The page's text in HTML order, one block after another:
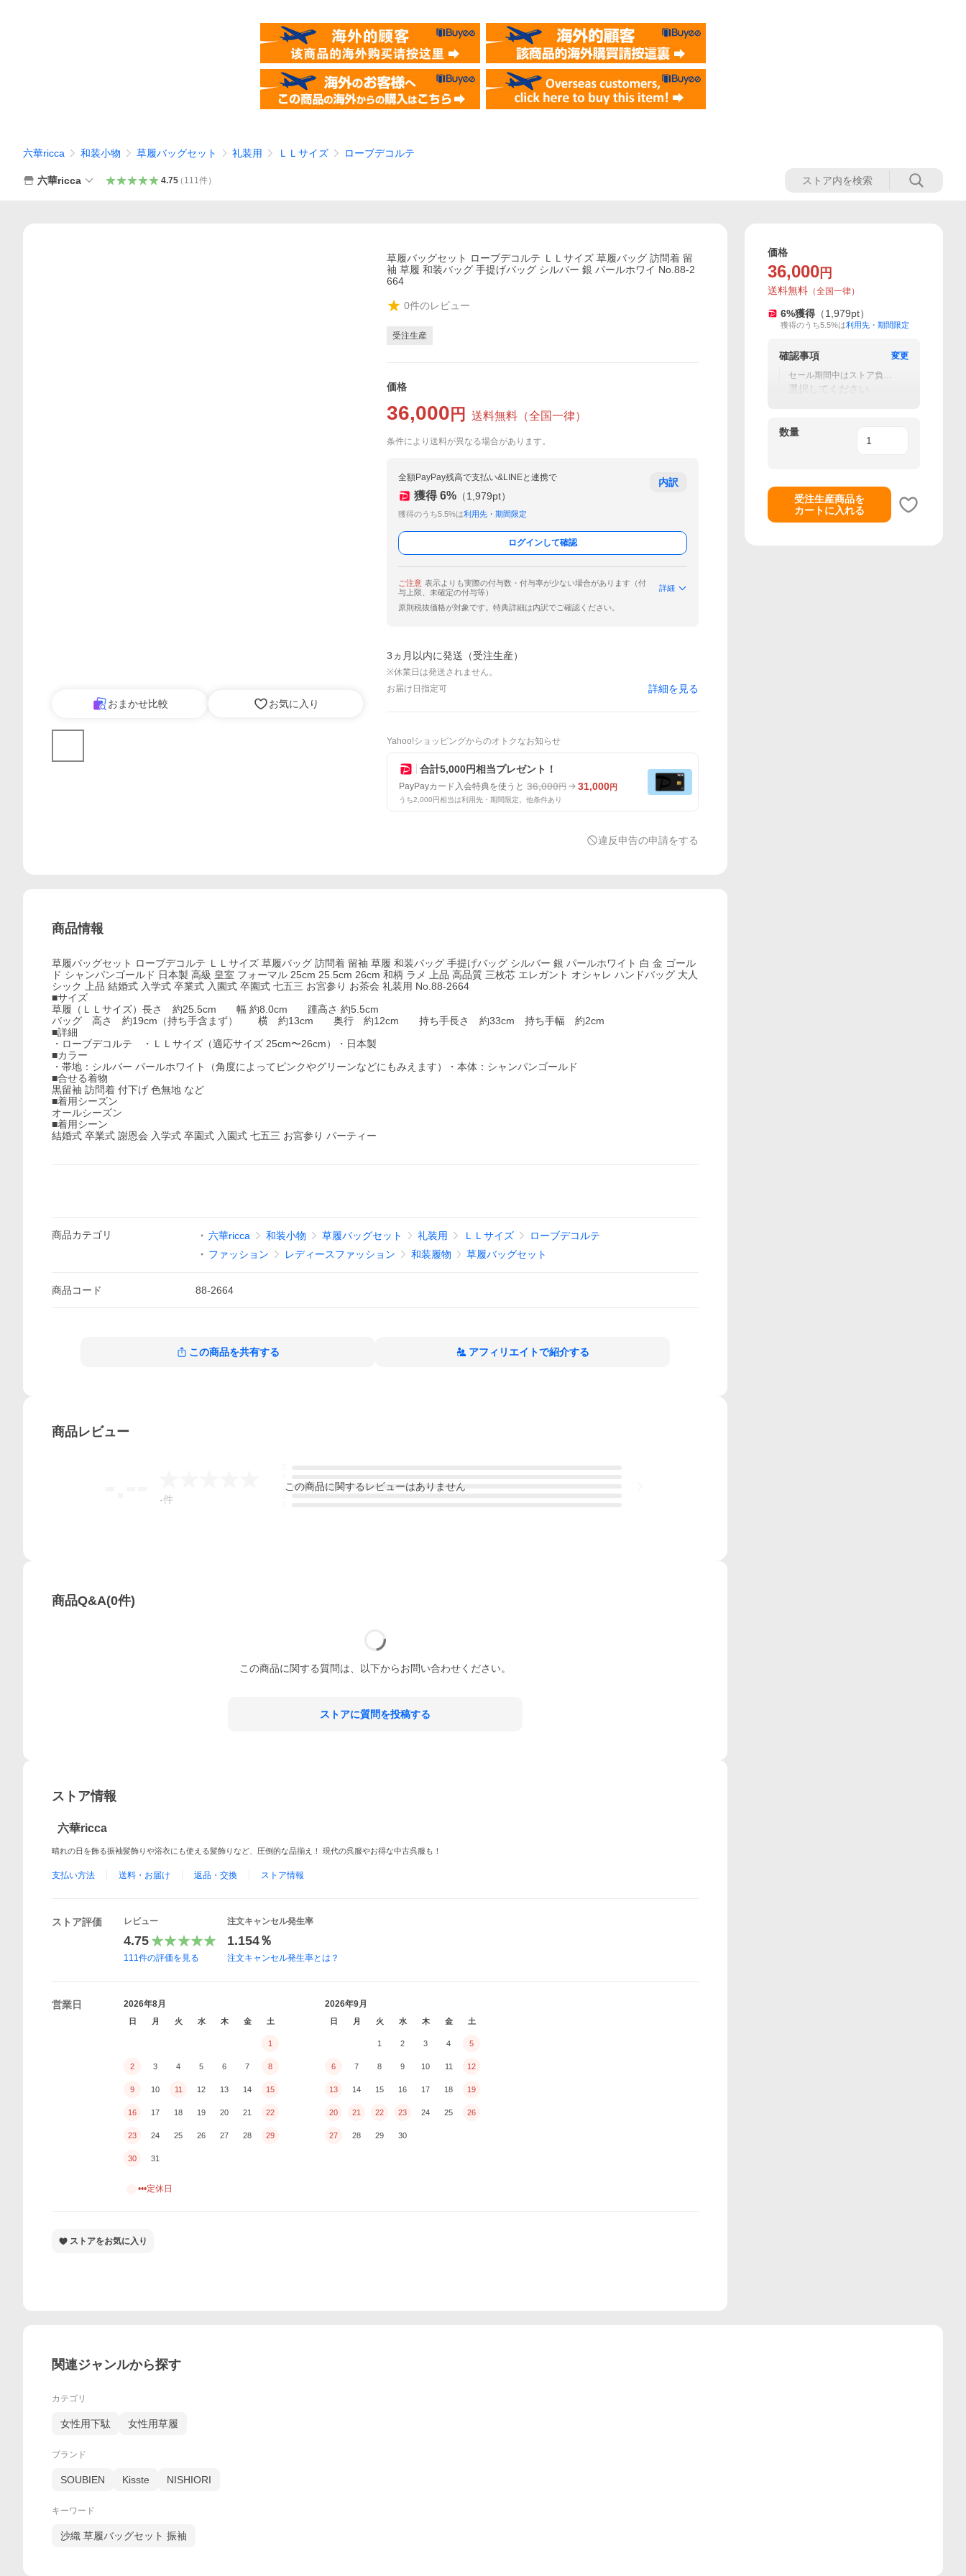
六華ricca 和装小物 草履バッグセット 礼装用 ＬＬサイズ ローブデコルテ
六華ricca 4.75（ 111件）
おまかせ比較 お気に入り
草履バッグセット ローブデコルテ ＬＬサイズ 草履バッグ 訪問着 留
袖 草履 和装バッグ 手提げバッグ シルバー 銀 パールホワイ No.88-2
664
0件のレビュー
受注生産
価格
36,000 円 送料無料 （全国一律）
条件により送料が異なる場合があります。
全額PayPay残高で支払い&LINEと連携で
獲得 6% （1,979pt）
獲得のうち5.5%は利用先・期間限定
内訳
ログインして確認
ご注意 表示よりも実際の付与数・付与率が少ない場合があります（付
与上限、未確定の付与等）
詳細
原則税抜価格が対象です。特典詳細は内訳でご確認ください。
3ヵ月以内に発送（受注生産）
※休業日は発送されません。
お届け日指定可
詳細を見る
Yahoo!ショッピングからのオトクなお知らせ
合計5,000円相当プレゼント！
PayPayカード入会特典を使うと 36,000円 31,000円
うち2,000円相当は利用先・期間限定。他条件あり
違反申告の申請をする
商品情報
草履バッグセット ローブデコルテ ＬＬサイズ 草履バッグ 訪問着 留袖 草履 和装バッグ 手提げバッグ シルバー 銀 パールホワイト 白 金 ゴール
ド シャンパンゴールド 日本製 高級 皇室 フォーマル 25cm 25.5cm 26cm 和柄 ラメ 上品 高品質 三枚芯 エレガント オシャレ ハンドバッグ 大人
シック 上品 結婚式 入学式 卒業式 入園式 卒園式 七五三 お宮参り お茶会 礼装用 No.88-2664
■サイズ
草履（ＬＬサイズ）長さ 約25.5cm 幅 約8.0cm 踵高さ 約5.5cm
バッグ 高さ 約19cm（持ち手含まず） 横 約13cm 奥行 約12cm 持ち手長さ 約33cm 持ち手幅 約2cm
■詳細
・ローブデコルテ ・ＬＬサイズ（適応サイズ 25cm〜26cm）・日本製
■カラー
・帯地：シルバー パールホワイト（角度によってピンクやグリーンなどにもみえます）・本体：シャンパンゴールド
■合せる着物
黒留袖 訪問着 付下げ 色無地 など
■着用シーズン
オールシーズン
■着用シーン
結婚式 卒業式 謝恩会 入学式 卒園式 入園式 七五三 お宮参り パーティー
商品カテゴリ 六華ricca 和装小物 草履バッグセット 礼装用 ＬＬサイズ
ローブデコルテ
ファッション
レディースファッション 和装履物 草履バッグセット
商品コード 88-2664
この商品を共有する アフィリエイトで紹介する
商品レビュー
-件
この商品に関するレビューはありません
商品Q&A(0件)
この商品に関する質問は、以下からお問い合わせください。
ストアに質問を投稿する
ストア情報
六華ricca
晴れの日を飾る振袖髪飾りや浴衣にも使える髪飾りなど、圧倒的な品揃え！ 現代の呉服やお得な中古呉服も！
支払い方法 送料・お届け 返品・交換 ストア情報
ストア評価 レビュー
4.75
111件の評価を見る
注文キャンセル発生率
1.154％
注文キャンセル発生率とは？
営業日 2026年8月
日 月 火 水 木 金 土
1
2 3 4 5 6 7 8
9 10 11 12 13 14 15
16 17 18 19 20 21 22
23 24 25 26 27 28 29
30 31
2026年9月
日 月 火 水 木 金 土
1 2 3 4 5
6 7 8 9 10 11 12
13 14 15 16 17 18 19
20 21 22 23 24 25 26
27 28 29 30
•••定休日
ストアをお気に入り
価格
36,000 円
送料無料 （全国一律）
6%獲得 （1,979pt）
獲得のうち5.5%は利用先・期間限定
確認事項
変更
セール期間中はストア負担
のクーポン使用不可です。
選択してください
数量
受注生産商品を
カートに入れる
関連ジャンルから探す
カテゴリ
女性用下駄 女性用草履
ブランド
SOUBIEN Kisste NISHIORI
キーワード
沙織 草履バッグセット 振袖